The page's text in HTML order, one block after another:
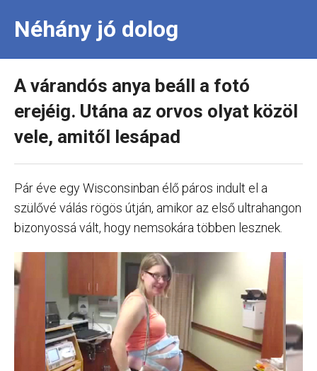
Néhány jó dolog
A várandós anya beáll a fotó
erejéig. Utána az orvos olyat közöl
vele, amitől lesápad
Pár éve egy Wisconsinban élő páros indult el a
szülővé válás rögös útján, amikor az első ultrahangon
bizonyossá vált, hogy nemsokára többen lesznek.